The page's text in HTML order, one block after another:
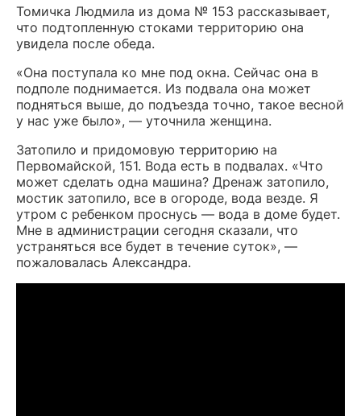
Томичка Людмила из дома № 153 рассказывает,
что подтопленную стоками территорию она
увидела после обеда.
«Она поступала ко мне под окна. Сейчас она в
подполе поднимается. Из подвала она может
подняться выше, до подъезда точно, такое весной
у нас уже было», — уточнила женщина.
Затопило и придомовую территорию на
Первомайской, 151. Вода есть в подвалах. «Что
может сделать одна машина? Дренаж затопило,
мостик затопило, все в огороде, вода везде. Я
утром с ребенком проснусь — вода в доме будет.
Мне в администрации сегодня сказали, что
устраняться все будет в течение суток», —
пожаловалась Александра.